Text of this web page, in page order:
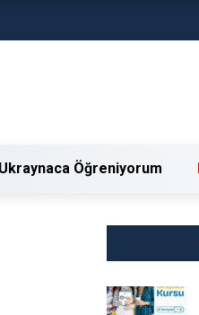
Ukraynaca Öğreniyorum